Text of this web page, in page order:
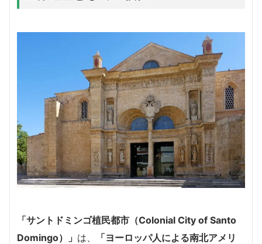
「サントドミンゴ植民都市（Colonial City of Santo
Domingo）」 は、
「ヨーロッパ人による南北アメリ